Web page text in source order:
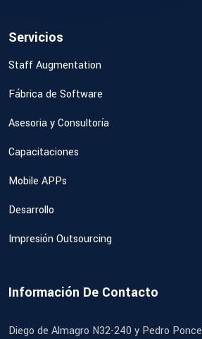
Servicios
Staff Augmentation
Fábrica de Software
Asesoria y Consultoría
Capacitaciones
Mobile APPs
Desarrollo
Impresión Outsourcing
Información De Contacto
Diego de Almagro N32-240 y Pedro Ponce